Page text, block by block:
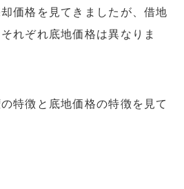
価格を見てきましたが、借地
れぞれ底地価格は異なりま
特徴と底地価格の特徴を見て